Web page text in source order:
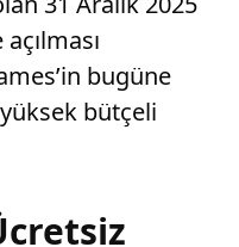
bugüne
bütçeli